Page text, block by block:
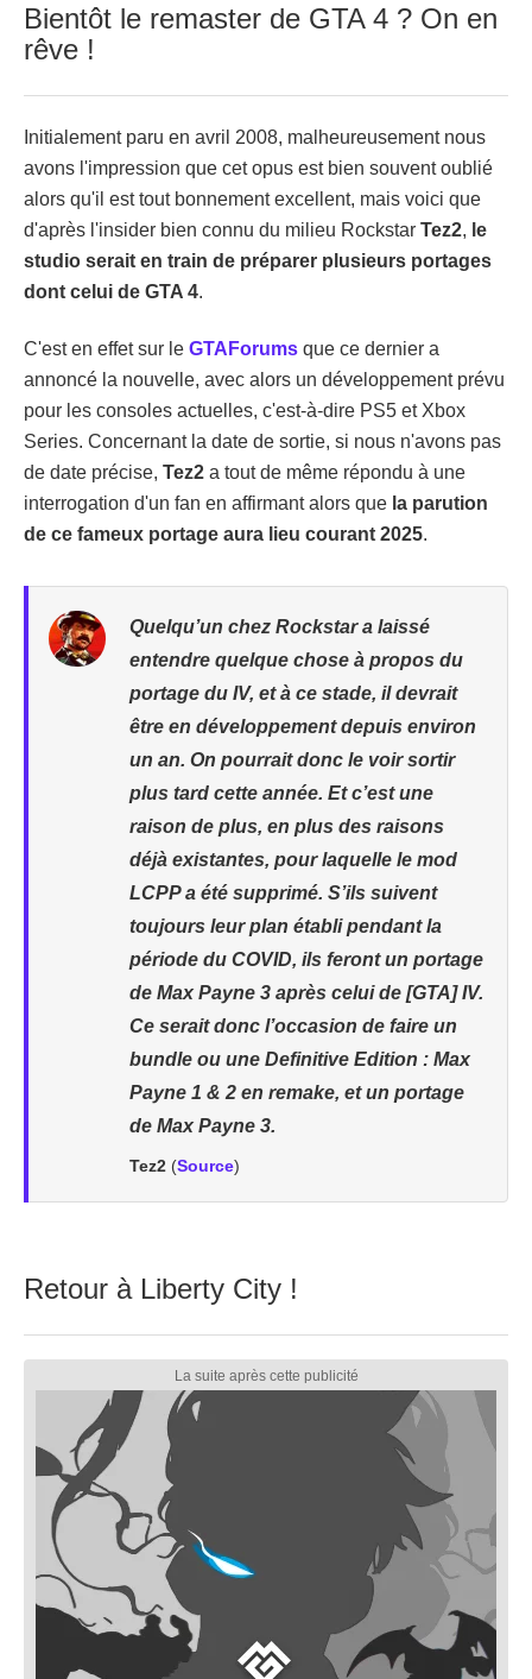
Bientôt le remaster de GTA 4 ? On en
rêve !
Initialement paru en avril 2008, malheureusement nous
avons l'impression que cet opus est bien souvent oublié
alors qu'il est tout bonnement excellent, mais voici que
d'après l'insider bien connu du milieu Rockstar Tez2, le
studio serait en train de préparer plusieurs portages
dont celui de GTA 4.
C'est en effet sur le GTAForums que ce dernier a
annoncé la nouvelle, avec alors un développement prévu
pour les consoles actuelles, c'est-à-dire PS5 et Xbox
Series. Concernant la date de sortie, si nous n'avons pas
de date précise, Tez2 a tout de même répondu à une
interrogation d'un fan en affirmant alors que la parution
de ce fameux portage aura lieu courant 2025.
Quelqu’un chez Rockstar a laissé
entendre quelque chose à propos du
portage du IV, et à ce stade, il devrait
être en développement depuis environ
un an. On pourrait donc le voir sortir
plus tard cette année. Et c’est une
raison de plus, en plus des raisons
déjà existantes, pour laquelle le mod
LCPP a été supprimé. S’ils suivent
toujours leur plan établi pendant la
période du COVID, ils feront un portage
de Max Payne 3 après celui de [GTA] IV.
Ce serait donc l’occasion de faire un
bundle ou une Definitive Edition : Max
Payne 1 & 2 en remake, et un portage
de Max Payne 3.
Tez2 (Source)
Retour à Liberty City !